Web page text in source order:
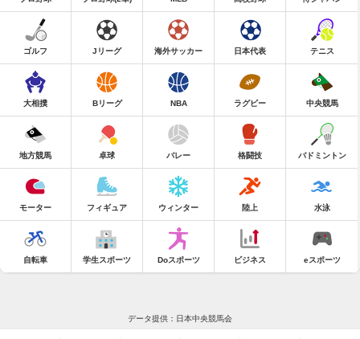
ゴルフ Jリーグ 海外サッカー 日本代表 テニス
大相撲 Bリーグ NBA ラグビー 中央競馬
地方競馬 卓球 バレー 格闘技 バドミントン
モーター フィギュア ウィンター 陸上 水泳
自転車 学生スポーツ Doスポーツ ビジネス eスポーツ
データ提供：日本中央競馬会